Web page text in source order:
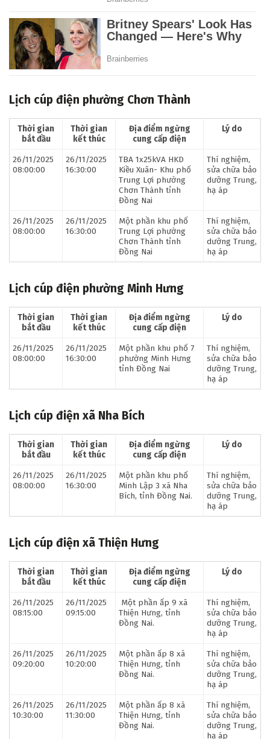
Lịch cúp điện phường Chơn Thành
Thời gian
bắt đầu
Thời gian
kết thúc
Địa điểm ngừng
cung cấp điện
Lý do
26/11/2025
08:00:00
26/11/2025
16:30:00
TBA 1x25kVA HKD
Kiều Xuân- Khu phố
Trung Lợi phường
Chơn Thành tỉnh
Đồng Nai
Thí nghiệm,
sửa chữa bảo
dưỡng Trung,
hạ áp
26/11/2025
08:00:00
26/11/2025
16:30:00
Một phần khu phố
Trung Lợi phường
Chơn Thành tỉnh
Đồng Nai
Thí nghiệm,
sửa chữa bảo
dưỡng Trung,
hạ áp
Lịch cúp điện phường Minh Hưng
Thời gian
bắt đầu
Thời gian
kết thúc
Địa điểm ngừng
cung cấp điện
Lý do
26/11/2025
08:00:00
26/11/2025
16:30:00
Một phần khu phố 7
phường Minh Hưng
tỉnh Đồng Nai
Thí nghiệm,
sửa chữa bảo
dưỡng Trung,
hạ áp
Lịch cúp điện xã Nha Bích
Thời gian
bắt đầu
Thời gian
kết thúc
Địa điểm ngừng
cung cấp điện
Lý do
26/11/2025
08:00:00
26/11/2025
16:30:00
Một phần khu phố
Minh Lập 3 xã Nha
Bích, tỉnh Đồng Nai.
Thí nghiệm,
sửa chữa bảo
dưỡng Trung,
hạ áp
Lịch cúp điện xã Thiện Hưng
Thời gian
bắt đầu
Thời gian
kết thúc
Địa điểm ngừng
cung cấp điện
Lý do
26/11/2025
08:15:00
26/11/2025
09:15:00
Một phần ấp 9 xã
Thiện Hưng, tỉnh
Đồng Nai.
Thí nghiệm,
sửa chữa bảo
dưỡng Trung,
hạ áp
26/11/2025
09:20:00
26/11/2025
10:20:00
Một phần ấp 8 xã
Thiện Hưng, tỉnh
Đồng Nai.
Thí nghiệm,
sửa chữa bảo
dưỡng Trung,
hạ áp
26/11/2025
10:30:00
26/11/2025
11:30:00
Một phần ấp 8 xã
Thiện Hưng, tỉnh
Đồng Nai.
Thí nghiệm,
sửa chữa bảo
dưỡng Trung,
hạ áp